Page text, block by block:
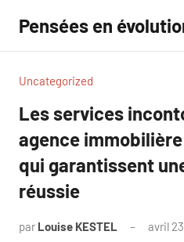
contenu
Pensées en
Uncategorized
Les services
agence
qui garantissent
réussie
par Louise KESTEL avril